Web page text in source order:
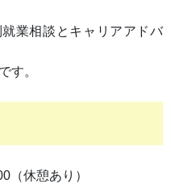
業相談とキャリアアドバ
す。
（休憩あり）